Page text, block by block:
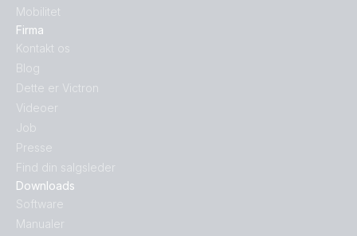
Downloads
Software
Manualer
Mobilitet
Firma
Kontakt os
Blog
Dette er Victron
Videoer
Job
Presse
Find din salgsleder